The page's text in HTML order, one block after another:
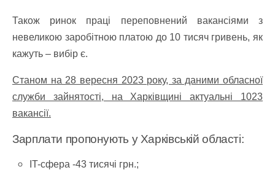
Також ринок праці переповнений вакансіями з
невеликою заробітною платою до 10 тисяч гривень, як
кажуть – вибір є.
Станом на 28 вересня 2023 року, за даними обласної
служби зайнятості, на Харківщині актуальні 1023
вакансії.
Зарплати пропонують у Харківській області:
IT-сфера -43 тисячі грн.;